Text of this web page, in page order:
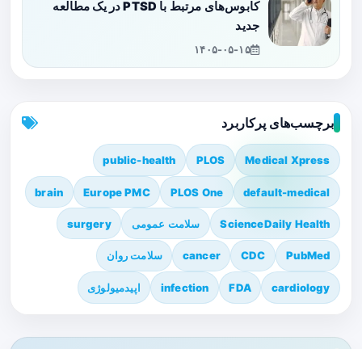
کابوس‌های مرتبط با PTSD در یک مطالعه
جدید
۱۴۰۵-۰۵-۱۵
برچسب‌های پرکاربرد
Medical Xpress
PLOS
public-health
default-medical
PLOS One
Europe PMC
brain
ScienceDaily Health سلامت عمومی surgery
PubMed
CDC
cancer سلامت روان
cardiology
FDA
infection اپیدمیولوژی